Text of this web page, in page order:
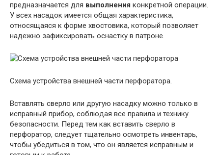
предназначается для выполнения конкретной операции.
У всех насадок имеется общая характеристика,
относящаяся к форме хвостовика, который позволяет
надежно зафиксировать оснастку в патроне.
Схема устройства внешней части перфоратора.
Вставлять сверло или другую насадку можно только в
исправный прибор, соблюдая все правила и технику
безопасности. Перед тем как вставить сверло в
перфоратор, следует тщательно осмотреть инвентарь,
чтобы убедиться в том, что он является исправным и